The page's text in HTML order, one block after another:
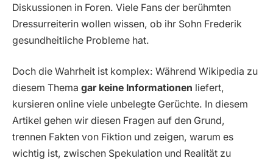
Diskussionen in Foren. Viele Fans der berühmten
Dressurreiterin wollen wissen, ob ihr Sohn Frederik
gesundheitliche Probleme hat.
Doch die Wahrheit ist komplex: Während Wikipedia zu
diesem Thema gar keine Informationen liefert,
kursieren online viele unbelegte Gerüchte. In diesem
Artikel gehen wir diesen Fragen auf den Grund,
trennen Fakten von Fiktion und zeigen, warum es
wichtig ist, zwischen Spekulation und Realität zu